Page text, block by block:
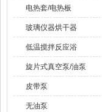
电热套/电热板
玻璃仪器烘干器
低温搅拌反应浴
旋片式真空泵/油泵
皮带泵
无油泵